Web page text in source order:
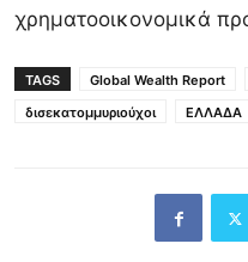
χρηματοοικονομικά
TAGS Global Wealth Report
δισεκατομμυριούχοι
ΕΛΛΑΔΑ